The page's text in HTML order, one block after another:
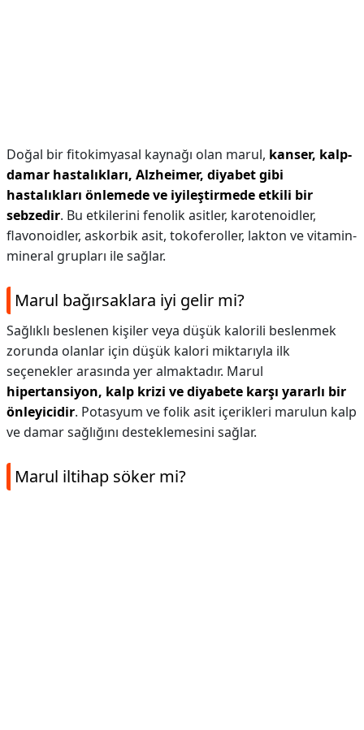
Doğal bir fitokimyasal kaynağı olan marul, kanser, kalp-
damar hastalıkları, Alzheimer, diyabet gibi
hastalıkları önlemede ve iyileştirmede etkili bir
sebzedir. Bu etkilerini fenolik asitler, karotenoidler,
flavonoidler, askorbik asit, tokoferoller, lakton ve vitamin-
mineral grupları ile sağlar.
Marul bağırsaklara iyi gelir mi?
Sağlıklı beslenen kişiler veya düşük kalorili beslenmek
zorunda olanlar için düşük kalori miktarıyla ilk
seçenekler arasında yer almaktadır. Marul
hipertansiyon, kalp krizi ve diyabete karşı yararlı bir
önleyicidir. Potasyum ve folik asit içerikleri marulun kalp
ve damar sağlığını desteklemesini sağlar.
Marul iltihap söker mi?